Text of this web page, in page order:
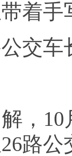
着
交
，10
路